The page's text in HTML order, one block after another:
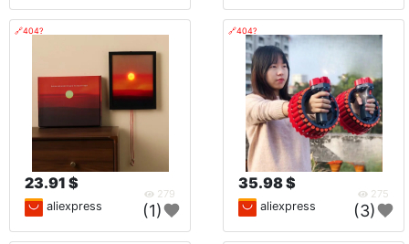
🔗404?
23.91 $
279
aliexpress (1)
🔗404?
35.98 $
275
aliexpress (3)